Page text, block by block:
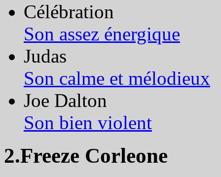
Célébration
Son assez énergique
Judas
Son calme et mélodieux
Joe Dalton
Son bien violent
2.Freeze Corleone